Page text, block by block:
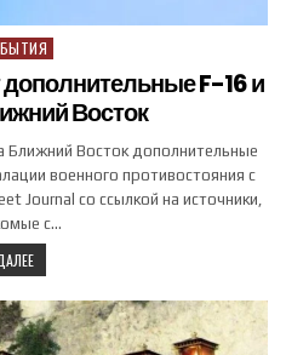
in
F-16 и
Восток
Восток дополнительные
военного противостояния с
Journal со ссылкой на источники,
с…